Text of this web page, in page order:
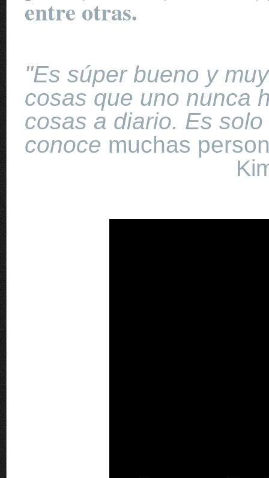
entre otras.
"Es súper bueno y
cosas que uno nunca
cosas a diario. Es
conoce muchas
Kimberly